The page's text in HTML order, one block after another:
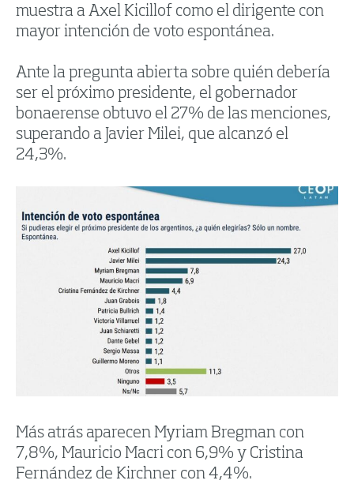
muestra a Axel Kicillof como el dirigente con
mayor intención de voto espontánea.
Ante la pregunta abierta sobre quién debería
ser el próximo presidente, el gobernador
bonaerense obtuvo el 27% de las menciones,
superando a Javier Milei, que alcanzó el
24,3%.
Más atrás aparecen Myriam Bregman con
7,8%, Mauricio Macri con 6,9% y Cristina
Fernández de Kirchner con 4,4%.